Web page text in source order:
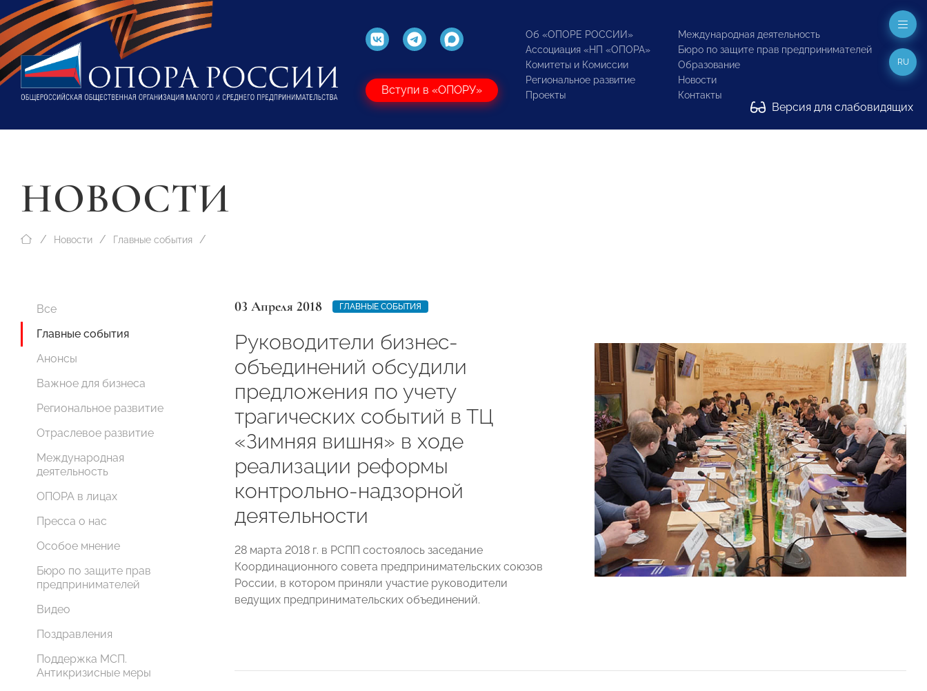
Вступи в «ОПОРУ»
Об «ОПОРЕ РОССИИ»
Ассоциация «НП «ОПОРА»
Комитеты и Комиссии
Региональное развитие
Проекты
Международная деятельность
Бюро по защите прав предпринимателей
Образование
Новости
Контакты
Версия для слабовидящих
RU
НОВОСТИ
Новости Главные события
Все
Главные события
Анонсы
Важное для бизнеса
Региональное развитие
Отраслевое развитие
Международная
деятельность
ОПОРА в лицах
Пресса о нас
Особое мнение
Бюро по защите прав
предпринимателей
Видео
Поздравления
Поддержка МСП.
Антикризисные меры
03 Апреля 2018 ГЛАВНЫЕ СОБЫТИЯ
Руководители бизнес-
объединений обсудили
предложения по учету
трагических событий в ТЦ
«Зимняя вишня» в ходе
реализации реформы
контрольно-надзорной
деятельности
28 марта 2018 г. в РСПП состоялось заседание
Координационного совета предпринимательских союзов
России, в котором приняли участие руководители
ведущих предпринимательских объединений.